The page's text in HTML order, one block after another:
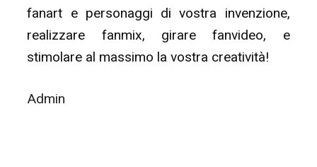
fanart e personaggi di vostra invenzione,
realizzare fanmix, girare fanvideo, e
stimolare al massimo la vostra creatività!
Admin